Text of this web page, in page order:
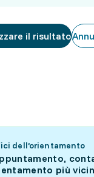
il risultato
dell’orientamento
più